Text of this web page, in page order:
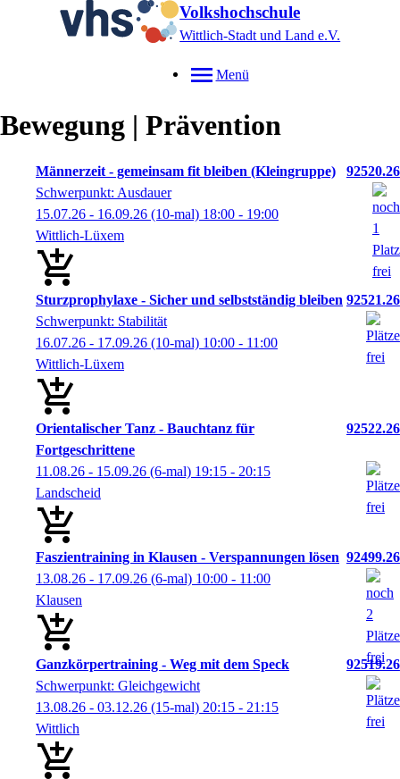
Volkshochschule
Wittlich-Stadt und Land e.V.
Menü
Bewegung | Prävention
Männerzeit - gemeinsam fit bleiben (Kleingruppe)
92520.26
Schwerpunkt: Ausdauer
15.07.26 - 16.09.26 (10-mal) 18:00 - 19:00
Wittlich-Lüxem
Sturzprophylaxe - Sicher und selbstständig bleiben 92521.26
Schwerpunkt: Stabilität
16.07.26 - 17.09.26 (10-mal) 10:00 - 11:00
Wittlich-Lüxem
Orientalischer Tanz - Bauchtanz für
Fortgeschrittene
92522.26
11.08.26 - 15.09.26 (6-mal) 19:15 - 20:15
Landscheid
Faszientraining in Klausen - Verspannungen lösen 92499.26
13.08.26 - 17.09.26 (6-mal) 10:00 - 11:00
Klausen
Ganzkörpertraining - Weg mit dem Speck
92519.26
Schwerpunkt: Gleichgewicht
13.08.26 - 03.12.26 (15-mal) 20:15 - 21:15
Wittlich